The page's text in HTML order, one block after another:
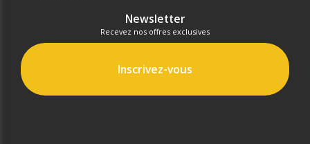
Newsletter
Recevez nos offres exclusives
Inscrivez-vous